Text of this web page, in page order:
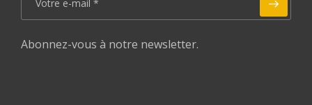
Abonnez-vous à notre newsletter.